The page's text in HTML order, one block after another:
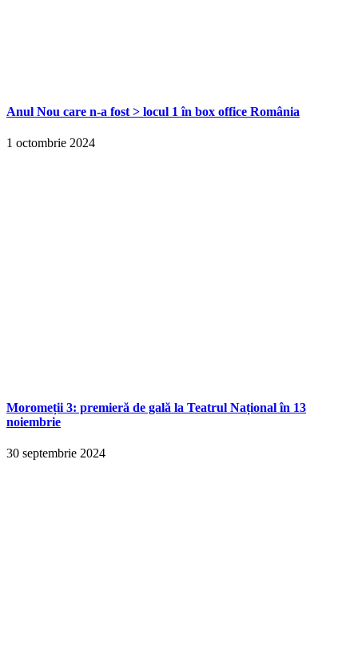
Anul Nou care n-a fost > locul 1 în box office România
1 octombrie 2024
Moromeții 3: premieră de gală la Teatrul Național în 13
noiembrie
30 septembrie 2024